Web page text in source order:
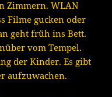
Zimmern. WLAN
Filme gucken oder
geht früh ins Bett.
vom Tempel.
der Kinder. Es gibt
aufzuwachen.